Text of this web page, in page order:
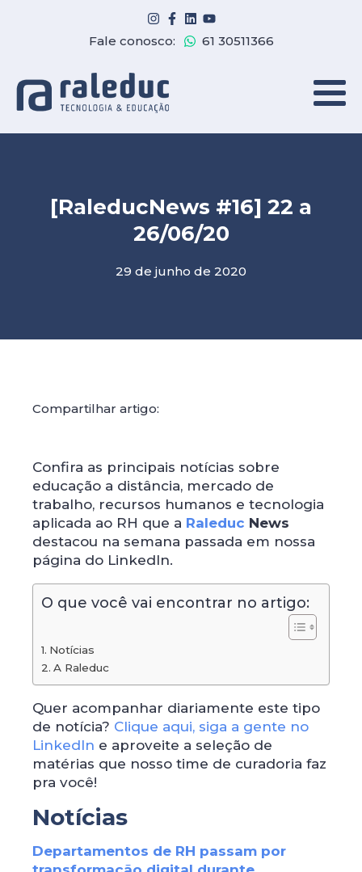
Fale conosco: 61 30511366
[RaleducNews #16] 22 a
26/06/20
29 de junho de 2020
Compartilhar artigo:
Confira as principais notícias sobre
educação a distância, mercado de
trabalho, recursos humanos e tecnologia
aplicada ao RH que a Raleduc News
destacou na semana passada em nossa
página do LinkedIn.
O que você vai encontrar no artigo:
Notícias
A Raleduc
Quer acompanhar diariamente este tipo
de notícia? Clique aqui, siga a gente no
LinkedIn e aproveite a seleção de
matérias que nosso time de curadoria faz
pra você!
Notícias
Departamentos de RH passam por